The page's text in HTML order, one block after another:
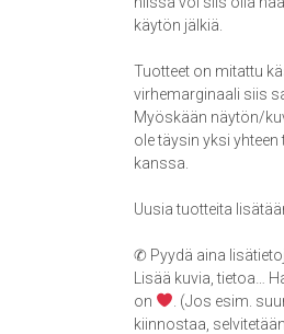
käytön jälkiä.
Tuotteet on mitattu
virhemarginaali siis
Myöskään näytön/
ole täysin yksi yhteen
kanssa.
Uusia tuotteita
✆ Pyydä aina
Lisää kuvia, tietoa…
on
. (Jos esim.
kiinnostaa,